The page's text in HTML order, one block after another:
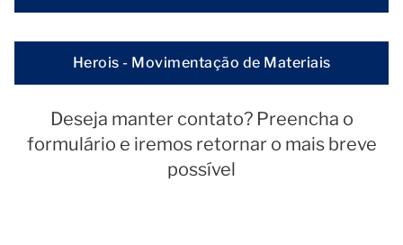
Herois - Movimentação de Materiais
Deseja manter contato? Preencha o
formulário e iremos retornar o mais breve
possível